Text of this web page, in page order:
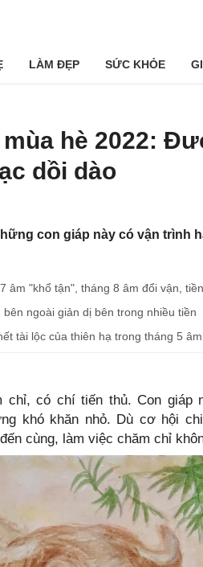
LÀM ĐẸP SỨC KHỎE
hè 2022:
dồi dào
con giáp này có vận trình
âm "khổ tận", tháng 8 âm đổi vận,
ngoài giản dị bên trong nhiều tiền
tài lộc của thiên hạ trong tháng 5 âm
chỉ, có chí tiến thủ. Con giáp
khó khăn nhỏ. Dù cơ hội
cùng, làm việc chăm chỉ